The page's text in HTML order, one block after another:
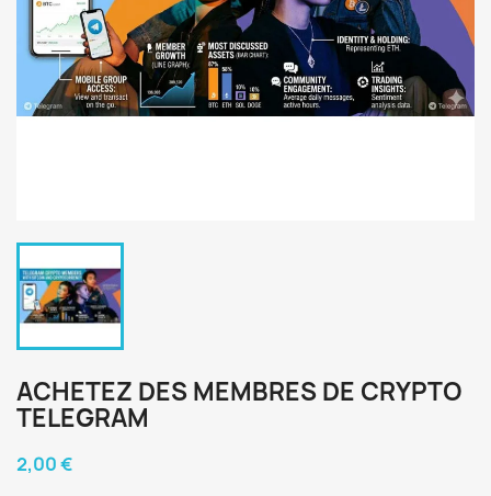
ACHETEZ DES MEMBRES DE CRYPTO
TELEGRAM
2,00 €